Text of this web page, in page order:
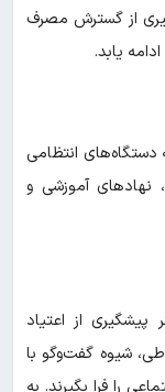
از گسترش مصرف
یابد.
دستگاه‌های انتظامی
نهادهای آموزشی و
از اعتیاد
شیوه گفت‌وگو با
را فرا بگیرند. به